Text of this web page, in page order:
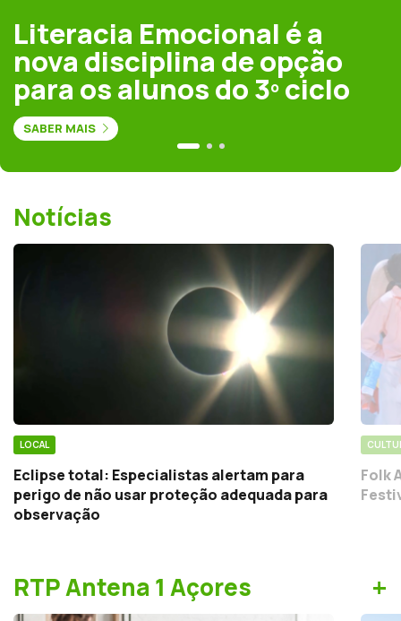
Literacia Emocional é a
nova disciplina de opção
para os alunos do 3º ciclo
SABER MAIS
Notícias
LOCAL
Eclipse total: Especialistas alertam para
perigo de não usar proteção adequada para
observação
Folk
RTP Antena 1 Açores +